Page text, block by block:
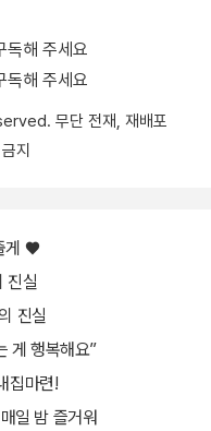
해 주세요
해 주세요
무단 전재, 재배포
지